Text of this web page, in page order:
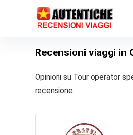
Recensioni viaggi in
Opinioni su Tour operator
recensione.